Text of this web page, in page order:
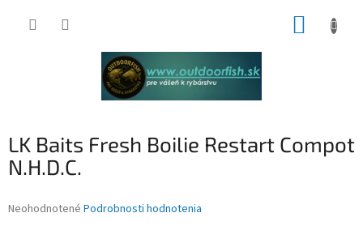
LK Baits Fresh Boilie Restart Compot
N.H.D.C.
Priemerné
Neohodnotené Podrobnosti hodnotenia